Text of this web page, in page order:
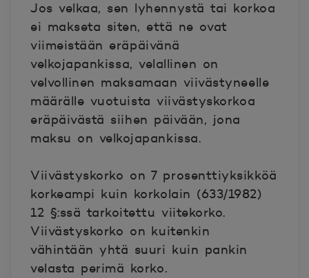
Jos velkaa, sen lyhennystä tai korkoa
ei makseta siten, että ne ovat
viimeistään eräpäivänä
velkojapankissa, velallinen on
velvollinen maksamaan viivästyneelle
määrälle vuotuista viivästyskorkoa
eräpäivästä siihen päivään, jona
maksu on velkojapankissa.
Viivästyskorko on 7 prosenttiyksikköä
korkeampi kuin korkolain (633/1982)
12 §:ssä tarkoitettu viitekorko.
Viivästyskorko on kuitenkin
vähintään yhtä suuri kuin pankin
velasta perimä korko.